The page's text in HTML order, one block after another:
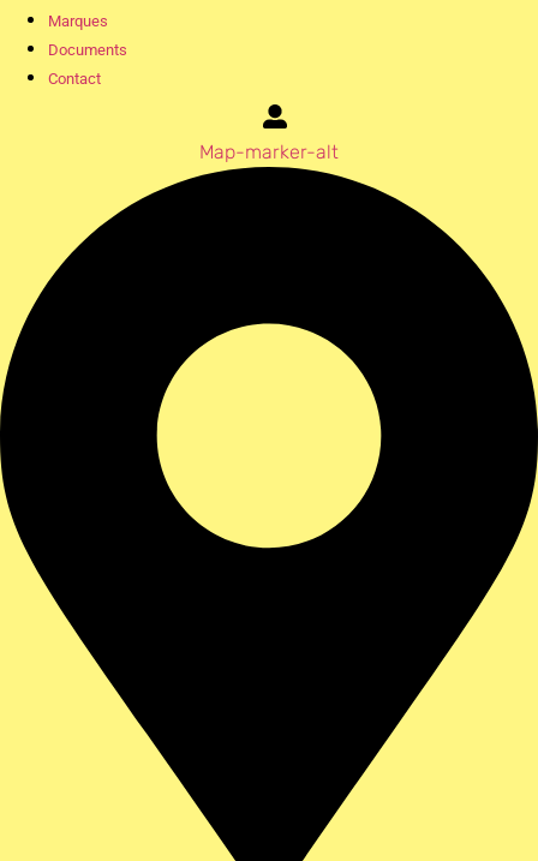
Marques
Documents
Contact
Map-marker-alt